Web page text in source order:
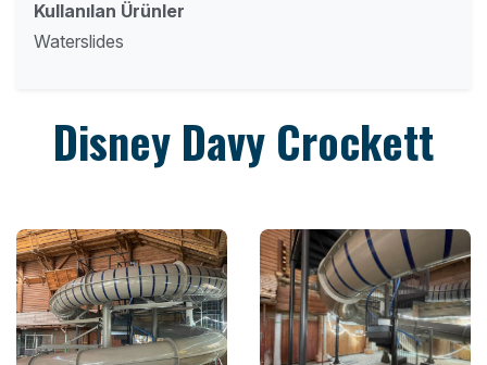
Kullanılan Ürünler
Waterslides
Disney Davy Crockett